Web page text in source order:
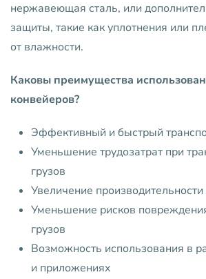
нержавеющая сталь, или
защиты, такие как уплотнения или
от влажности.
Каковы преимущества
конвейеров?
Эффективный и быстрый
Уменьшение трудозатрат при
грузов
Увеличение
Уменьшение рисков
грузов
Возможность использования в
и приложениях